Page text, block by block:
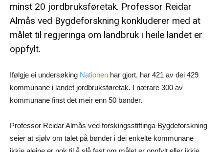
minst 20 jordbruksføretak. Professor Reidar
Almås ved Bygdeforskning konkluderer med at
målet til regjeringa om landbruk i heile landet er
oppfylt.
Ifølgje ei undersøking Nationen har gjort, har 421 av dei 429
kommunane i landet jordbruksføretak. I nærare 300 av
kommunane finst det meir enn 50 bønder.
Professor Reidar Almås ved forskingsstiftinga Bygdeforskning
seier at sjølv om talet på bønder i dei enkelte kommunane